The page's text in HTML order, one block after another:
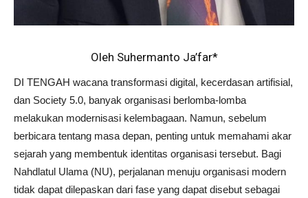
Oleh Suhermanto Ja’far*
DI TENGAH wacana transformasi digital, kecerdasan artifisial,
dan Society 5.0, banyak organisasi berlomba-lomba
melakukan modernisasi kelembagaan. Namun, sebelum
berbicara tentang masa depan, penting untuk memahami akar
sejarah yang membentuk identitas organisasi tersebut. Bagi
Nahdlatul Ulama (NU), perjalanan menuju organisasi modern
tidak dapat dilepaskan dari fase yang dapat disebut sebagai